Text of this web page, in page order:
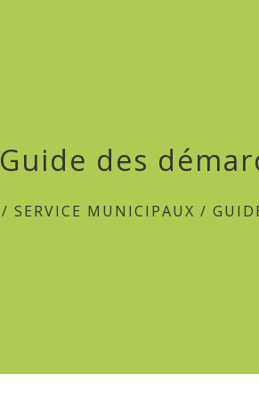
Guide des
/SERVICE MUNICIPAUX /